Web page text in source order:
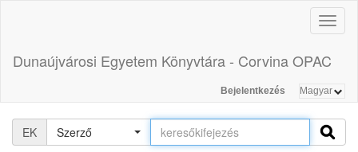
Dunaújvárosi Egyetem Könyvtára - Corvina OPAC
Bejelentkezés
EK Szerző